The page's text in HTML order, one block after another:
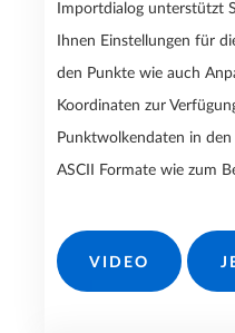
Importdialog unterstützt
Ihnen Einstellungen für
den Punkte wie auch
Koordinaten zur
Punktwolkendaten in
ASCII Formate wie zum
VIDEO